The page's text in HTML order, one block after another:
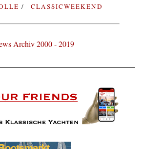
CLASSICWEEKEND
Archiv 2000 - 2019